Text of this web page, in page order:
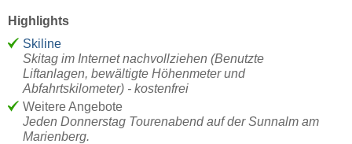
Highlights
Skiline
Skitag im Internet nachvollziehen (Benutzte
Liftanlagen, bewältigte Höhenmeter und
Abfahrtskilometer) - kostenfrei
Weitere Angebote
Jeden Donnerstag Tourenabend auf der Sunnalm am
Marienberg.